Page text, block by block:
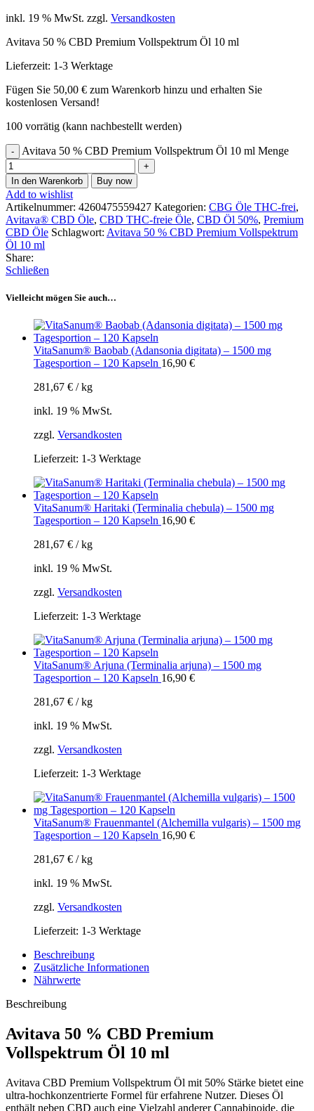
inkl. 19 % MwSt. zzgl. Versandkosten
Avitava 50 % CBD Premium Vollspektrum Öl 10 ml
Lieferzeit: 1-3 Werktage
Fügen Sie 50,00 € zum Warenkorb hinzu und erhalten Sie
kostenlosen Versand!
100 vorrätig (kann nachbestellt werden)
Avitava 50 % CBD Premium Vollspektrum Öl 10 ml Menge
In den Warenkorb Buy now
Add to wishlist
Artikelnummer: 4260475559427 Kategorien: CBG Öle THC-frei,
Avitava® CBD Öle, CBD THC-freie Öle, CBD Öl 50%, Premium
CBD Öle Schlagwort: Avitava 50 % CBD Premium Vollspektrum
Öl 10 ml
Share:
Schließen
Vielleicht mögen Sie auch…
VitaSanum® Baobab (Adansonia digitata) – 1500 mg
Tagesportion – 120 Kapseln 16,90 €
281,67 € /kg
inkl. 19 % MwSt.
zzgl. Versandkosten
Lieferzeit: 1-3 Werktage
VitaSanum® Haritaki (Terminalia chebula) – 1500 mg
Tagesportion – 120 Kapseln 16,90 €
281,67 € /kg
inkl. 19 % MwSt.
zzgl. Versandkosten
Lieferzeit: 1-3 Werktage
VitaSanum® Arjuna (Terminalia arjuna) – 1500 mg
Tagesportion – 120 Kapseln 16,90 €
281,67 € /kg
inkl. 19 % MwSt.
zzgl. Versandkosten
Lieferzeit: 1-3 Werktage
VitaSanum® Frauenmantel (Alchemilla vulgaris) – 1500 mg
Tagesportion – 120 Kapseln 16,90 €
281,67 € /kg
inkl. 19 % MwSt.
zzgl. Versandkosten
Lieferzeit: 1-3 Werktage
Beschreibung
Zusätzliche Informationen
Nährwerte
Beschreibung
Avitava 50 % CBD Premium
Vollspektrum Öl 10 ml
Avitava CBD Premium Vollspektrum Öl mit 50% Stärke bietet eine
ultra-hochkonzentrierte Formel für erfahrene Nutzer. Dieses Öl
enthält neben CBD auch eine Vielzahl anderer Cannabinoide, die